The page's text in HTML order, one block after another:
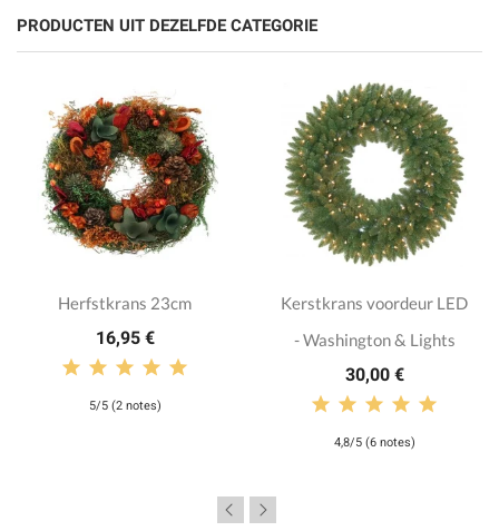
PRODUCTEN UIT DEZELFDE CATEGORIE
Herfstkrans 23cm
16,95 €
5/5 (2 notes)
Kerstkrans voordeur LED
- Washington & Lights
30,00 €
4,8/5 (6 notes)